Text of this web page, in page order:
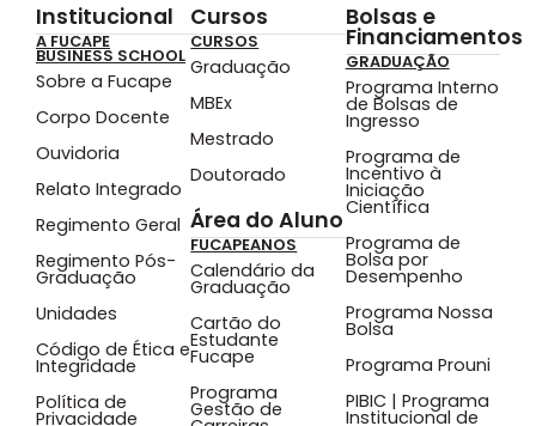
Institucional
A FUCAPE
BUSINESS SCHOOL
Sobre a Fucape
Corpo Docente
Ouvidoria
Relato Integrado
Regimento Geral
Regimento Pós-
Graduação
Unidades
Código de Ética e
Integridade
Política de
Privacidade
Cursos
CURSOS
Graduação
MBEx
Mestrado
Doutorado
Área do Aluno
FUCAPEANOS
Calendário da
Graduação
Cartão do
Estudante
Fucape
Programa
Gestão de
Bolsas e
Financiamentos
GRADUAÇÃO
Programa Interno
de Bolsas de
Ingresso
Programa de
Incentivo à
Iniciação
Científica
Programa de
Bolsa por
Desempenho
Programa Nossa
Bolsa
Programa Prouni
PIBIC | Programa
Institucional de